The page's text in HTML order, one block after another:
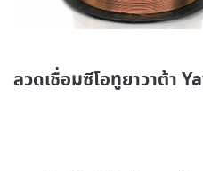
ลวดเชื่อมซีโอทูยาวาต้า